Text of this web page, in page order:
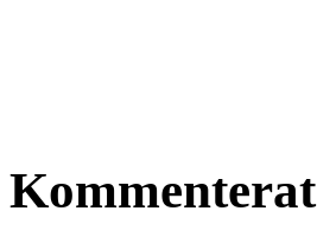
Kommenterat